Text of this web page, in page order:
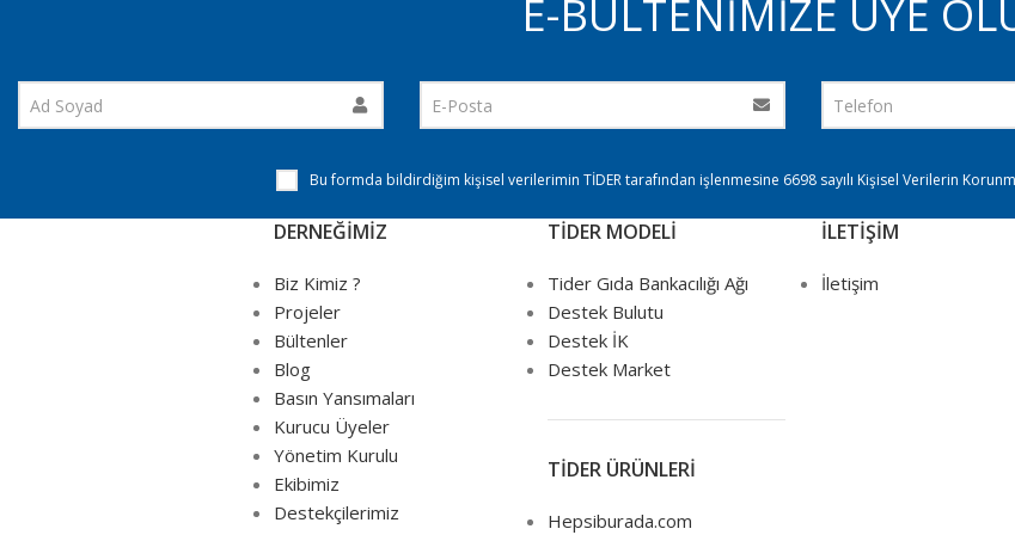
E-BÜLTENİMİZE ÜYE
Bu formda bildirdiğim kişisel verilerimin TİDER tarafından işlenmesine 6698 sayılı Kişisel Verilerin
DERNEĞİMİZ
Biz Kimiz ?
Projeler
Bültenler
Blog
Basın Yansımaları
Kurucu Üyeler
Yönetim Kurulu
Ekibimiz
Destekçilerimiz
TİDER MODELİ
Tider Gıda Bankacılığı Ağı
Destek Bulutu
Destek İK
Destek Market
TİDER ÜRÜNLERİ
Hepsiburada.com
İLETİŞİM
İletişim